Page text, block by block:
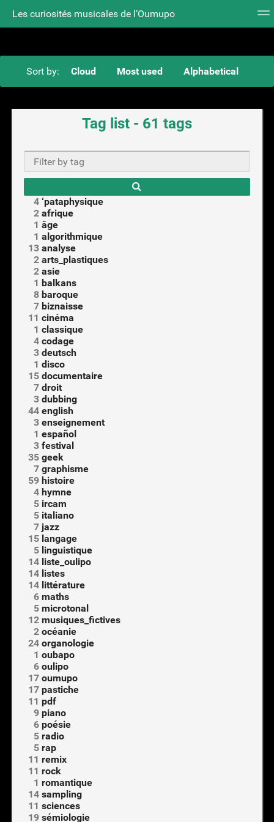
Les curiosités musicales de l’Oumupo
Sort by: Cloud Most used Alphabetical
Tag list - 61 tags
4 ‘pataphysique
2 afrique
1 âge
1 algorithmique
13 analyse
2 arts_plastiques
2 asie
1 balkans
8 baroque
7 biznaisse
11 cinéma
1 classique
4 codage
3 deutsch
1 disco
15 documentaire
7 droit
3 dubbing
44 english
3 enseignement
1 español
3 festival
35 geek
7 graphisme
59 histoire
4 hymne
5 ircam
5 italiano
7 jazz
15 langage
5 linguistique
14 liste_oulipo
14 listes
14 littérature
6 maths
5 microtonal
12 musiques_fictives
2 océanie
24 organologie
1 oubapo
6 oulipo
17 oumupo
17 pastiche
11 pdf
9 piano
6 poésie
5 radio
5 rap
11 remix
11 rock
1 romantique
14 sampling
11 sciences
19 sémiologie